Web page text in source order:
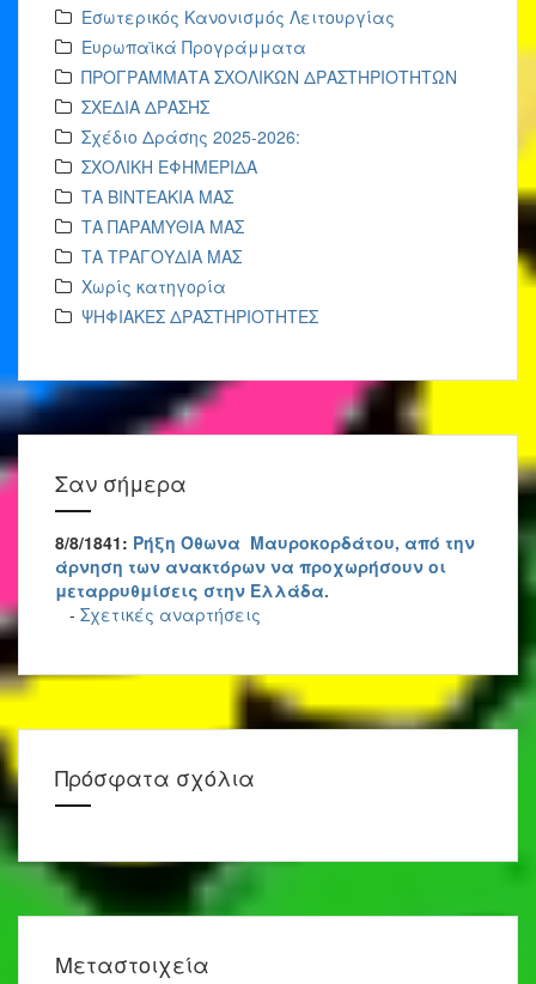
Εσωτερικός Κανονισμός Λειτουργίας
Ευρωπαϊκά Προγράμματα
ΠΡΟΓΡΑΜΜΑΤΑ ΣΧΟΛΙΚΩΝ ΔΡΑΣΤΗΡΙΟΤΗΤΩΝ
ΣΧΕΔΙΑ ΔΡΑΣΗΣ
Σχέδιο Δράσης 2025-2026:
ΣΧΟΛΙΚΗ ΕΦΗΜΕΡΙΔΑ
ΤΑ ΒΙΝΤΕΑΚΙΑ ΜΑΣ
ΤΑ ΠΑΡΑΜΥΘΙΑ ΜΑΣ
ΤΑ ΤΡΑΓΟΥΔΙΑ ΜΑΣ
Χωρίς κατηγορία
ΨΗΦΙΑΚΕΣ ΔΡΑΣΤΗΡΙΟΤΗΤΕΣ
Σαν σήμερα
8/8/1841: Ρήξη Όθωνα  Μαυροκορδάτου, από την
άρνηση των ανακτόρων να προχωρήσουν οι
μεταρρυθμίσεις στην Ελλάδα.
- Σχετικές αναρτήσεις
Πρόσφατα σχόλια
Μεταστοιχεία